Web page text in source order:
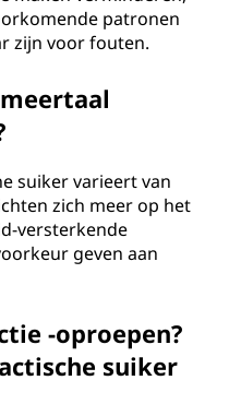
patronen
zijn voor fouten.
suiker varieert van
zich meer op het
versterkende
geven aan
-oproepen?
suiker